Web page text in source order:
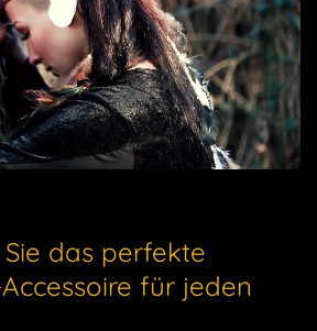
das perfekte
für jeden